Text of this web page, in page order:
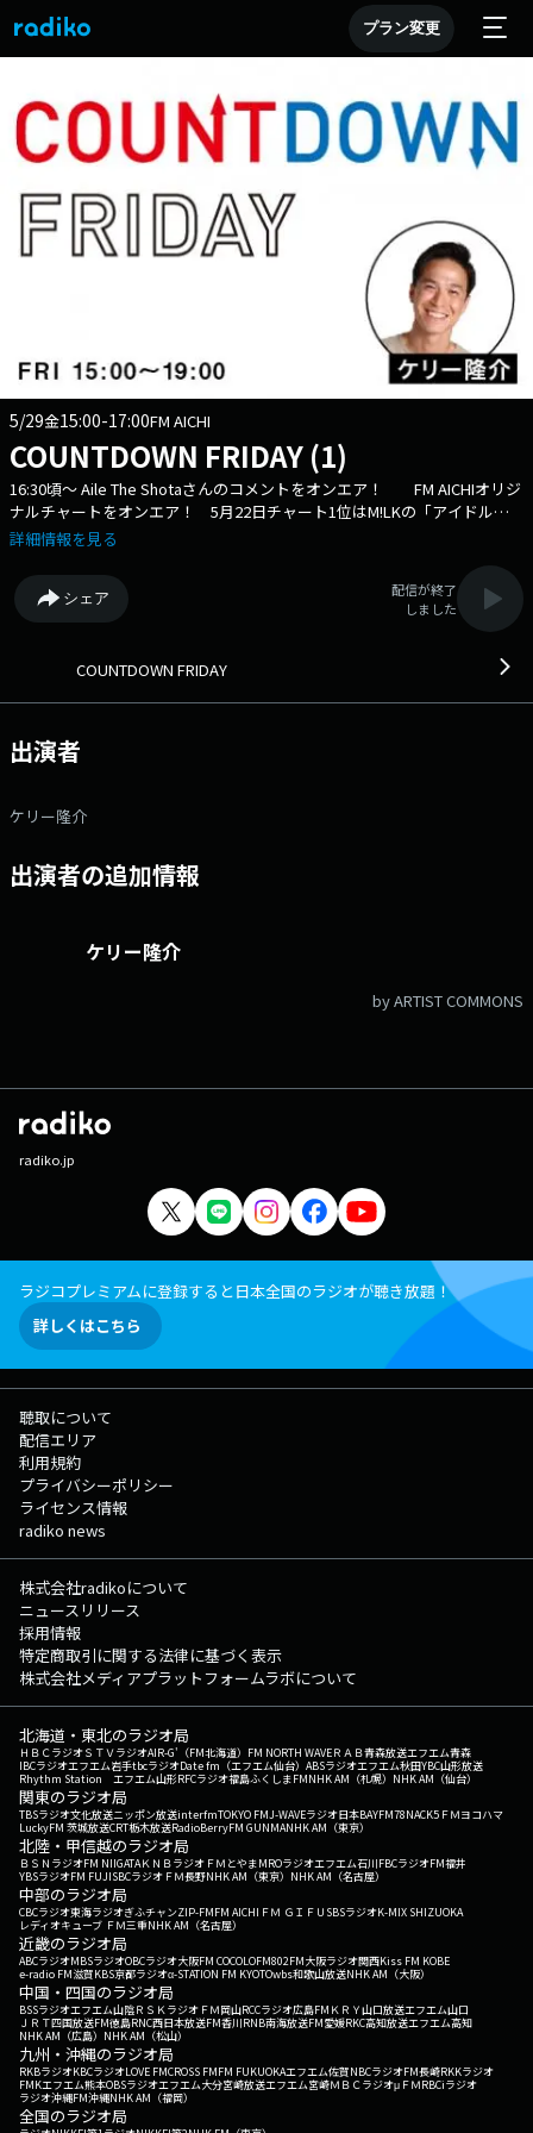
プラン変更
5/29金15:00-17:00FM AICHI
COUNTDOWN FRIDAY (1)
16:30頃～ Aile The Shotaさんのコメントをオンエア！ FM AICHIオリジ
ナルチャートをオンエア！ 5月22日チャート1位はM!LKの「アイドルパ
ワー」。5月29日付の1位は？？ ★コーナー★ 17:00頃～ CD・レコ
ェッショナルたちが個人的に選ぶ「今アツいアーティスト」をご紹介頂き
ます。 ◆FM AICHIでのオンエア回数、各ランキングデータなどを元に
した「FM AICHIオリジナルチャート TOP100」を4時間にわたってカウント
カウント807」 Xアカウントは「@countdown807」
詳細情報を見る
シェア
配信が終了
しました
COUNTDOWN FRIDAY
出演者
ケリー隆介
出演者の追加情報
ケリー隆介
by ARTIST COMMONS
radiko.jp
ラジコプレミアムに登録すると日本全国のラジオが聴き放題！
詳しくはこちら
聴取について
配信エリア
利用規約
プライバシーポリシー
ライセンス情報
radiko news
株式会社radikoについて
ニュースリリース
採用情報
特定商取引に関する法律に基づく表示
株式会社メディアプラットフォームラボについて
北海道・東北のラジオ局
ＨＢＣラジオＳＴＶラジオAIR-G'（FM北海道） FM NORTH WAVEＲＡＢ青森放送エフエム青森
IBCラジオエフエム岩手tbcラジオDate fm（エフエム仙台） ABSラジオエフエム秋田YBC山形放送
Rhythm Station エフエム山形RFCラジオ福島ふくしまFMNHK AM（札幌） NHK AM（仙台）
関東のラジオ局
TBSラジオ文化放送ニッポン放送interfmTOKYO FMJ-WAVEラジオ日本BAYFM78NACK5 ＦＭヨコハマ
LuckyFM 茨城放送CRT栃木放送RadioBerryFM GUNMANHK AM（東京）
北陸・甲信越のラジオ局
ＢＳＮラジオFM NIIGATAＫＮＢラジオ ＦＭとやまMROラジオエフエム石川FBCラジオFM福井
YBSラジオFM FUJISBCラジオ ＦＭ長野NHK AM（東京） NHK AM（名古屋）
中部のラジオ局
CBCラジオ東海ラジオぎふチャンZIP-FMFM AICHI ＦＭ ＧＩＦＵ SBSラジオK-MIX SHIZUOKA
レディオキューブ ＦＭ三重NHK AM（名古屋）
近畿のラジオ局
ABCラジオMBSラジオOBCラジオ大阪FM COCOLOFM802FM大阪ラジオ関西Kiss FM KOBE
e-radio FM滋賀KBS京都ラジオα-STATION FM KYOTOwbs和歌山放送NHK AM（大阪）
中国・四国のラジオ局
BSSラジオエフエム山陰ＲＳＫラジオ ＦＭ岡山RCCラジオ広島FM ＫＲＹ山口放送エフエム山口
ＪＲＴ四国放送FM徳島RNC西日本放送FM香川RNB南海放送FM愛媛RKC高知放送エフエム高知
NHK AM（広島） NHK AM（松山）
九州・沖縄のラジオ局
RKBラジオKBCラジオLOVE FMCROSS FMFM FUKUOKAエフエム佐賀NBCラジオFM長崎RKKラジオ
FMKエフエム熊本OBSラジオエフエム大分宮崎放送エフエム宮崎ＭＢＣラジオμＦＭRBCiラジオ
ラジオ沖縄FM沖縄NHK AM（福岡）
全国のラジオ局